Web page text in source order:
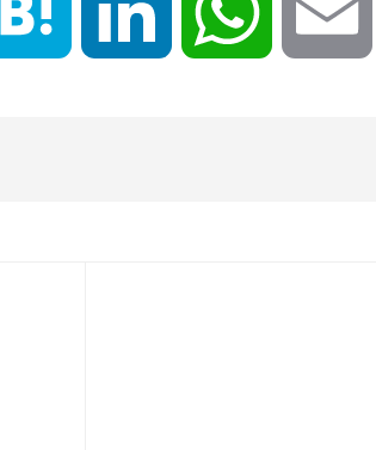
Hatena LinkedIn WhatsApp